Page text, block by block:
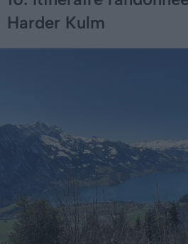
Harder Kulm